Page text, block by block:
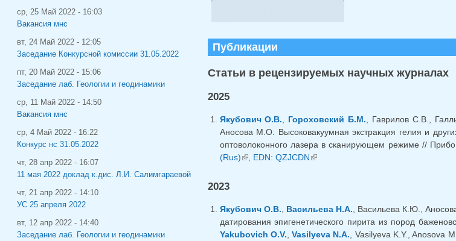
Публикации
Статьи в рецензируемых научных журналах
2025
Якубович О.В. Гороховский Б.М. , Гаврилов С.В.,
Аносова М.О. Высоковакуумная экстракция гелия и
оптоволоконного лазера в сканирующем режиме //
(Rus)(внешняя ссылка)
, EDN: QZJCDN(внешняя ссылка)
2023
Якубович О.В. Васильева Н.А. , Васильева К.Ю.,
датирования эпигенетического пирита из пород
Yakubovich O.V. ,Vasilyeva N.A. , Vasilyeva K.Y., Anosova
ср, 25 Май 2022 - 16:03
Вакансия мнс
вт, 24 Май 2022 - 12:05
Заседание Конкурсной комиссии 31.05.2022
пт, 20 Май 2022 - 15:06
Заседание лаб. Геологии и геодинамики
ср, 11 Май 2022 - 14:50
Вакансия мнс
ср, 4 Май 2022 - 16:22
Конкурс нс 31.05.2022
чт, 28 апр 2022 - 16:07
11 мая 2022 доклад к.дис. Л.И. Салимгараевой
чт, 21 апр 2022 - 14:10
УС 25 апреля 2022
вт, 12 апр 2022 - 14:40
Заседание лаб. Геологии и геодинамики